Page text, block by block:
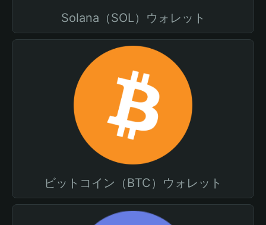
Solana（SOL）ウォレット
ビットコイン（BTC）ウォレット